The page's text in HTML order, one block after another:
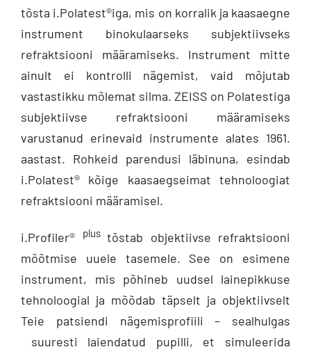
tõsta i.Polatest®iga, mis on korralik ja kaasaegne
instrument binokulaarseks subjektiivseks
refraktsiooni määramiseks. Instrument mitte
ainult ei kontrolli nägemist, vaid mõjutab
vastastikku mõlemat silma. ZEISS on Polatestiga
subjektiivse refraktsiooni määramiseks
varustanud erinevaid instrumente alates 1961.
aastast. Rohkeid parendusi läbinuna, esindab
i.Polatest® kõige kaasaegseimat tehnoloogiat
refraktsiooni määramisel.
i.Profiler® plus tõstab objektiivse refraktsiooni
mõõtmise uuele tasemele. See on esimene
instrument, mis põhineb uudsel lainepikkuse
tehnoloogial ja mõõdab täpselt ja objektiivselt
Teie patsiendi nägemisprofiili – sealhulgas
suuresti laiendatud pupilli, et simuleerida